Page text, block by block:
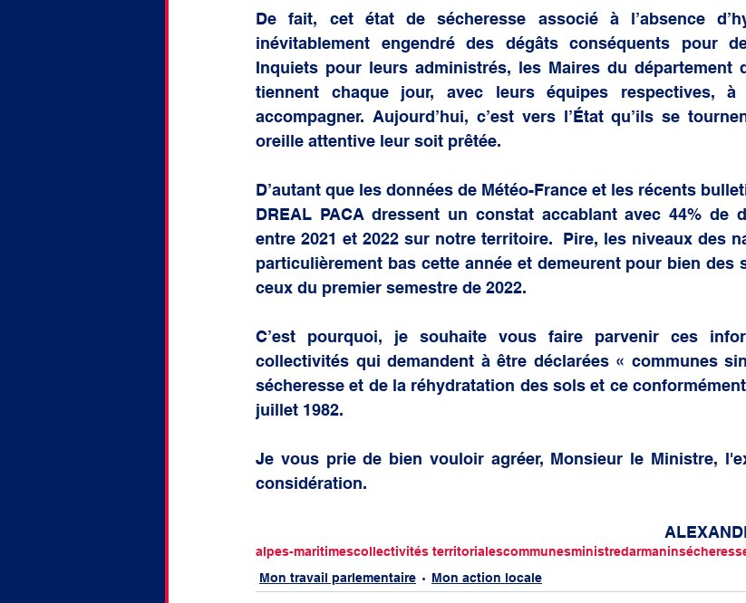
De fait, cet état de sécheresse associé à l’absence
inévitablement engendré des dégâts conséquents pour
Inquiets pour leurs administrés, les Maires du département
tiennent chaque jour, avec leurs équipes respectives,
accompagner. Aujourd’hui, c’est vers l’État qu’ils se
oreille attentive leur soit prêtée.
D’autant que les données de Météo-France et les récents
DREAL PACA dressent un constat accablant avec 44% de
entre 2021 et 2022 sur notre territoire.  Pire, les niveaux des
particulièrement bas cette année et demeurent pour bien des
ceux du premier semestre de 2022.
C’est pourquoi, je souhaite vous faire parvenir ces
collectivités qui demandent à être déclarées « communes
sécheresse et de la réhydratation des sols et ce
juillet 1982.
Je vous prie de bien vouloir agréer, Monsieur le Ministre,
considération.
alpes-maritimescollectivités territorialescommunesministredarmanin
Mon travail parlementaire
Mon action locale